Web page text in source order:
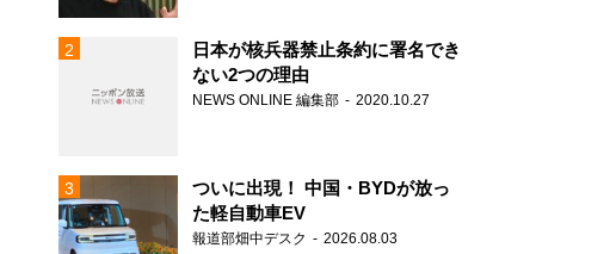
日本が核兵器禁止条約に署名でき
ない2つの理由
NEWS ONLINE 編集部 2020.10.27
ついに出現！ 中国・BYDが放っ
た軽自動車EV
報道部畑中デスク 2026.08.03